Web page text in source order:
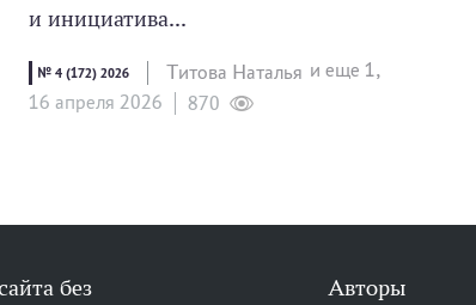
и инициатива...
№ 4 (172) 2026 Титова Наталья и еще 1,
16 апреля 2026
870
без
Авторы